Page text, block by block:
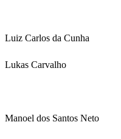
Luiz Carlos da Cunha
Lukas Carvalho
Manoel dos Santos Neto